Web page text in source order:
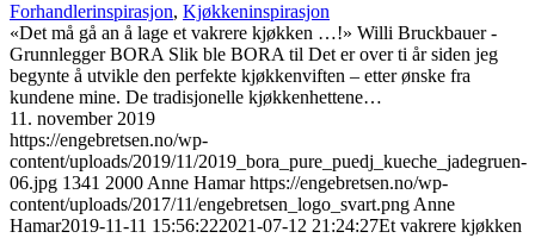
Forhandlerinspirasjon, Kjøkkeninspirasjon
«Det må gå an å lage et vakrere kjøkken …!» Willi Bruckbauer -
Grunnlegger BORA Slik ble BORA til Det er over ti år siden jeg
begynte å utvikle den perfekte kjøkkenviften – etter ønske fra
kundene mine. De tradisjonelle kjøkkenhettene…
11. november 2019
https://engebretsen.no/wp-
content/uploads/2019/11/2019_bora_pure_puedj_kueche_jadegruen-
06.jpg 1341 2000 Anne Hamar https://engebretsen.no/wp-
content/uploads/2017/11/engebretsen_logo_svart.png Anne
Hamar2019-11-11 15:56:222021-07-12 21:24:27Et vakrere kjøkken